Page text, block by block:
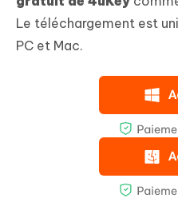
Le téléchargement est
PC et Mac.